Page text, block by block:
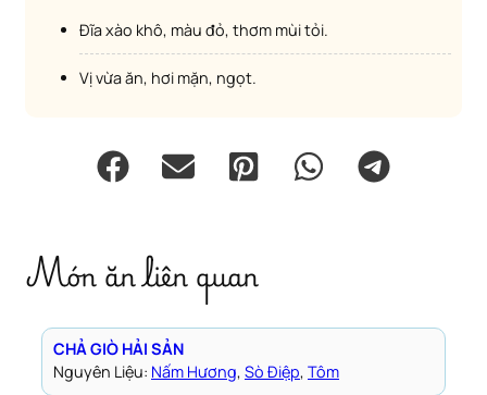
Đĩa xào khô, màu đỏ, thơm mùi tỏi.
Vị vừa ăn, hơi mặn, ngọt.
Món ăn liên quan
CHẢ GIÒ HẢI SẢN
Nguyên Liệu: Nấm Hương, Sò Điệp, Tôm